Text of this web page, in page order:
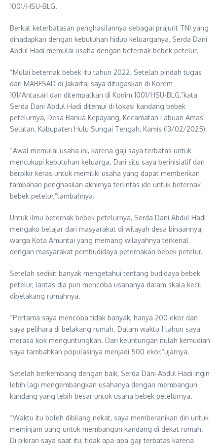
1001/HSU-BLG.
Berkat keterbatasan penghasilannya sebagai prajurit TNI yang
dihadapkan dengan kebutuhan hidup keluarganya, Serda Dani
Abdul Hadi memulai usaha dengan beternak bebek petelur.
“Mulai beternak bebek itu tahun 2022. Setelah pindah tugas
dari MABESAD di Jakarta, saya ditugaskan di Korem
101/Antasari dan ditempatkan di Kodim 1001/HSU-BLG,”kata
Serda Dani Abdul Hadi ditemui di lokasi kandang bebek
petelurnya, Desa Banua Kepayang, Kecamatan Labuan Amas
Selatan, Kabupaten Hulu Sungai Tengah, Kamis (13/02/2025).
“Awal memulai usaha ini, karena gaji saya terbatas untuk
mencukupi kebutuhan keluarga. Dari situ saya berinisiatif dan
berpikir keras untuk memiliki usaha yang dapat memberikan
tambahan penghasilan akhirnya terlintas ide untuk beternak
bebek petelur,”tambahnya.
Untuk ilmu beternak bebek petelurnya, Serda Dani Abdul Hadi
mengaku belajar dari masyarakat di wilayah desa binaannya,
warga Kota Amuntai yang memang wilayahnya terkenal
dengan masyarakat pembudidaya peternakan bebek petelur.
Setelah sedikit banyak mengetahui tentang budidaya bebek
petelur, lantas dia pun mencoba usahanya dalam skala kecil
dibelakang rumahnya.
“Pertama saya mencoba tidak banyak, hanya 200 ekor dan
saya pelihara di belakang rumah. Dalam waktu 1 tahun saya
merasa kok menguntungkan. Dari keuntungan itulah kemudian
saya tambahkan populasinya menjadi 500 ekor,”ujarnya.
Setelah berkembang dengan baik, Serda Dani Abdul Hadi ingin
lebih lagi mengembangkan usahanya dengan membangun
kandang yang lebih besar untuk usaha bebek petelurnya.
“Waktu itu boleh dibilang nekat, saya memberanikan diri untuk
meminjam uang untuk membangun kandang di dekat rumah.
Di pikiran saya saat itu, tidak apa-apa gaji terbatas karena